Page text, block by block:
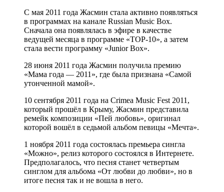
С мая 2011 года Жасмин стала активно появляться
в программах на канале Russian Music Box.
Сначала она появлялась в эфире в качестве
ведущей месяца в программе «ТОР-10», а затем
стала вести программу «Junior Box».
28 июня 2011 года Жасмин получила премию
«Мама года — 2011», где была признана «Самой
утонченной мамой».
10 сентября 2011 года на Crimea Music Fest 2011,
который прошёл в Крыму, Жасмин представила
ремейк композиции «Пей любовь», оригинал
которой вошёл в седьмой альбом певицы «Мечта».
1 ноября 2011 года состоялась премьера сингла
«Можно», релиз которого состоялся в Интернете.
Предполагалось, что песня станет четвертым
синглом для альбома «От любви до любви», но в
итоге песня так и не вошла в него.